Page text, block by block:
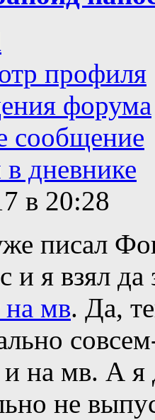
профиля
форума
сообщение
в дневнике
в 20:28
писал
и я взял
на мв. Да,
на мв. А я
не